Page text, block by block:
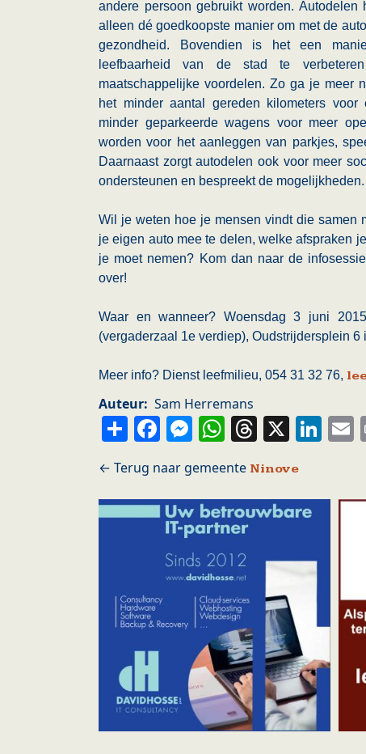
andere persoon gebruikt worden.
alleen dé goedkoopste manier om met de
gezondheid. Bovendien is het een
leefbaarheid van de stad te
maatschappelijke voordelen. Zo ga je meer
het minder aantal gereden kilometers
minder geparkeerde wagens voor meer
worden voor het aanleggen van parkjes,
Daarnaast zorgt autodelen ook voor meer
ondersteunen en bespreekt de mogelijkheden.
Wil je weten hoe je mensen vindt die samen
je eigen auto mee te delen, welke afspraken
je moet nemen? Kom dan naar de
over!
Waar en wanneer? Woensdag 3 juni
(vergaderzaal 1e verdiep), Oudstrijdersplein 6
Meer info? Dienst leefmilieu, 054 31 32 76,
Auteur Sam Herremans
ShareFacebook
Messenger
WhatsApp
Threads
X
Ninove